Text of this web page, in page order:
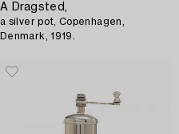
A Dragsted,
a silver pot, Copenhagen,
Denmark, 1919.